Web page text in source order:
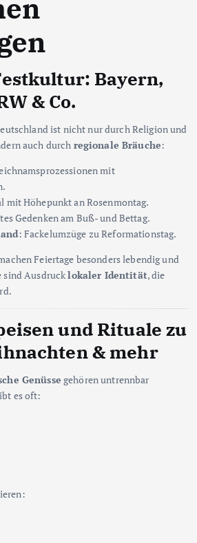
Bayern,
& Co.
ist nicht nur durch Religion und
auch durch regionale Bräuche:
mit
mit Höhepunkt an Rosenmontag.
Gedenken am Buß- und Bettag.
: Fackelumzüge zu Reformationstag.
Feiertage besonders lebendig und
sind Ausdrucklokaler Identität, die
und Rituale zu
& mehr
Genüsse gehören untrennbar
es oft: